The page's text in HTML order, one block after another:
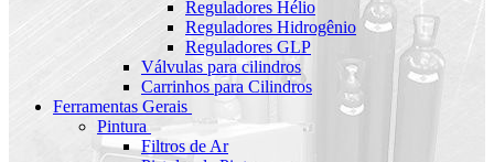
Reguladores Hélio
Reguladores Hidrogênio
Reguladores GLP
Válvulas para cilindros
Carrinhos para Cilindros
Ferramentas Gerais
Pintura
Filtros de Ar